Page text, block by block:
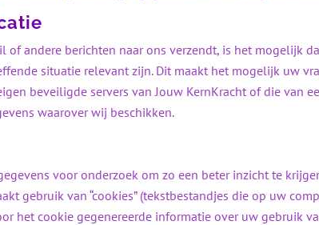
of andere berichten naar ons verzendt, is het mogelijk
situatie relevant zijn. Dit maakt het mogelijk uw
beveiligde servers van Jouw KernKracht of die van
waarover wij beschikken.
voor onderzoek om zo een beter inzicht te
gebruik van “cookies” (tekstbestandjes die op uw
het cookie gegenereerde informatie over uw gebruik